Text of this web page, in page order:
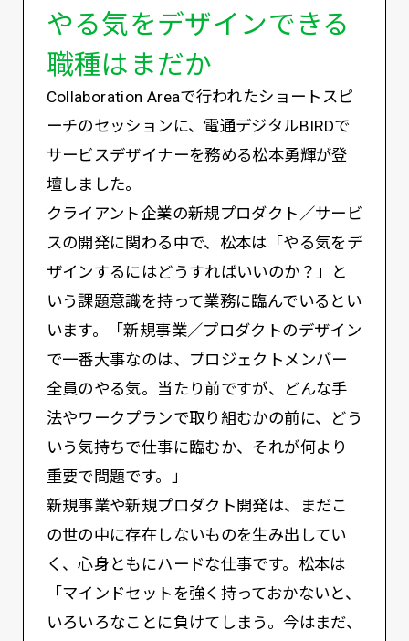
やる気をデザインできる
職種はまだか
Collaboration Areaで行われたショートスピ
ーチのセッションに、電通デジタルBIRDで
サービスデザイナーを務める松本勇輝が登
壇しました。
クライアント企業の新規プロダクト／サービ
スの開発に関わる中で、松本は「やる気をデ
ザインするにはどうすればいいのか？」と
いう課題意識を持って業務に臨んでいるとい
います。「新規事業／プロダクトのデザイン
で一番大事なのは、プロジェクトメンバー
全員のやる気。当たり前ですが、どんな手
法やワークプランで取り組むかの前に、どう
いう気持ちで仕事に臨むか、それが何より
重要で問題です。」
新規事業や新規プロダクト開発は、まだこ
の世の中に存在しないものを生み出してい
く、心身ともにハードな仕事です。松本は
「マインドセットを強く持っておかないと、
いろいろなことに負けてしまう。今はまだ、